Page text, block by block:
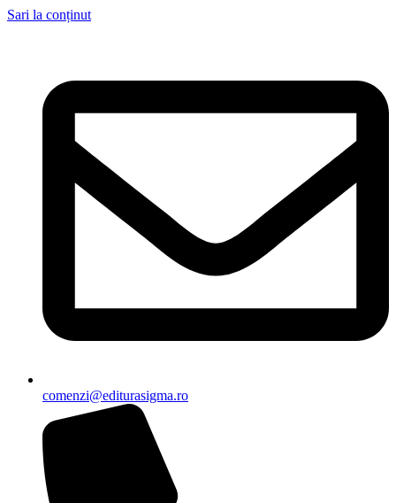
Sari la conținut
comenzi@editurasigma.ro